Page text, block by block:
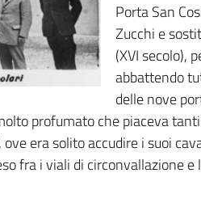
Porta San
Zucchi e
(XVI secolo),
abbattendo
delle nove
profumato che piaceva
era solito accudire i suoi
fra i viali di circonvallazione